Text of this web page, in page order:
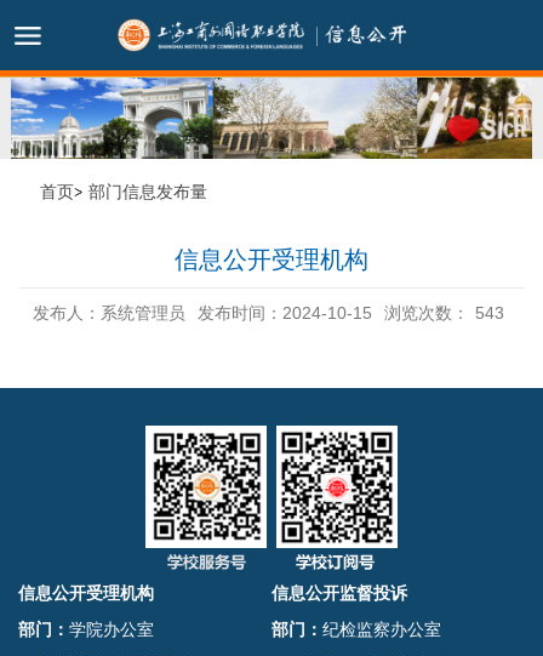
首页 部门信息发布量
信息公开受理机构
发布人：系统管理员 发布时间：2024-10-15 浏览次数： 543
信息公开受理机构
部门： 学院办公室
信息公开监督投诉
部门： 纪检监察办公室